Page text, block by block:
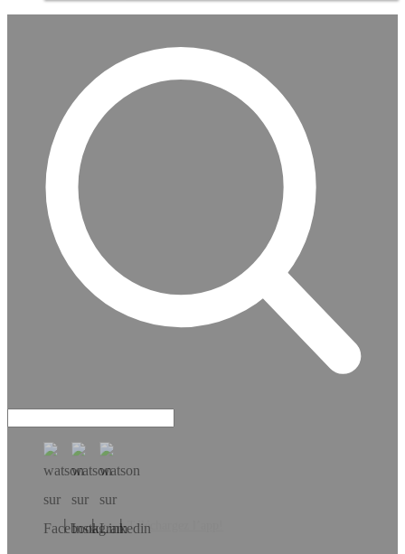
Téléchargez l’app!